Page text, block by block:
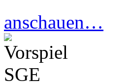
anschauen…